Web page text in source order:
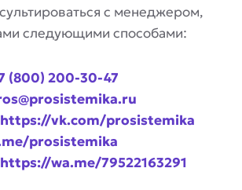
с менеджером,
следующими способами:
(800) 200-30-47
https://vk.com/prosistemika
prosistemika
https://wa.me/79522163291